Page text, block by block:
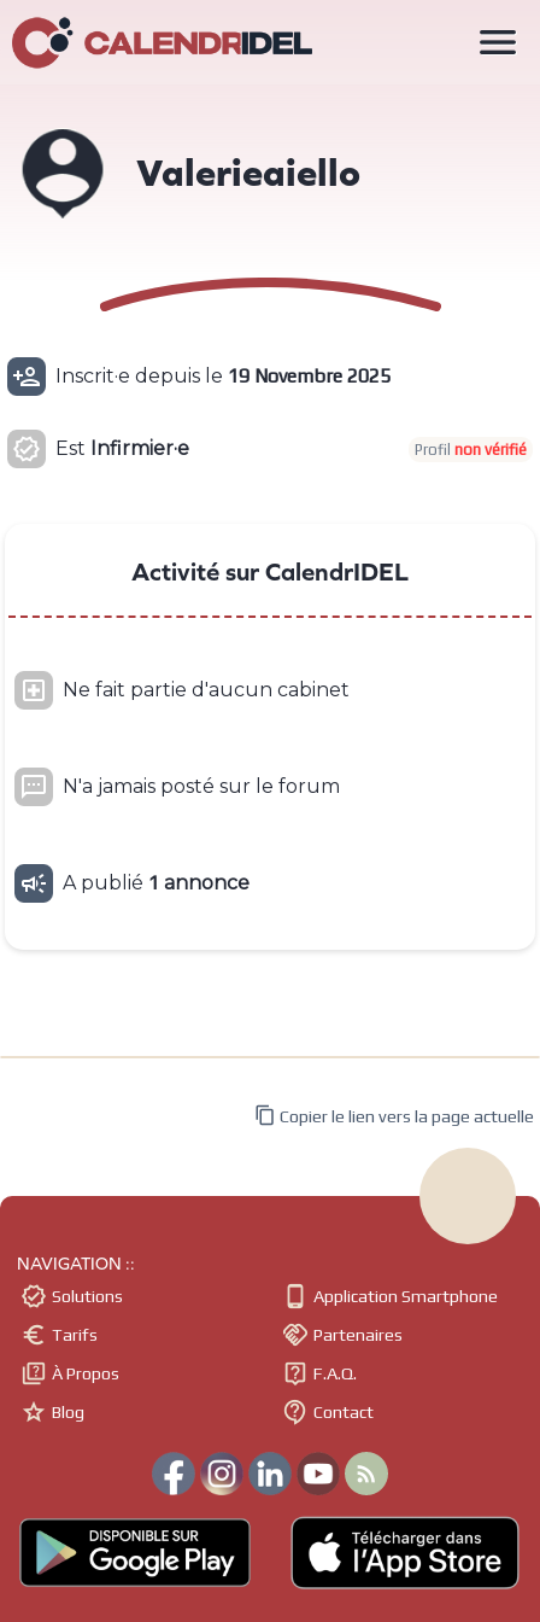
Valerieaiello
 Inscrit·e depuis le 19 Novembre 2025
 Est Infirmier·e Profil non vérifié
Activité sur CalendrIDEL
 Ne fait partie d'aucun cabinet
 N'a jamais posté sur le forum
 A publié 1 annonce

 Copier le lien vers la page actuelle
NAVIGATION ::
 Solutions
 Tarifs
 À Propos
 Blog
 Application Smartphone
 Partenaires
 F.A.Q.
 Contact
